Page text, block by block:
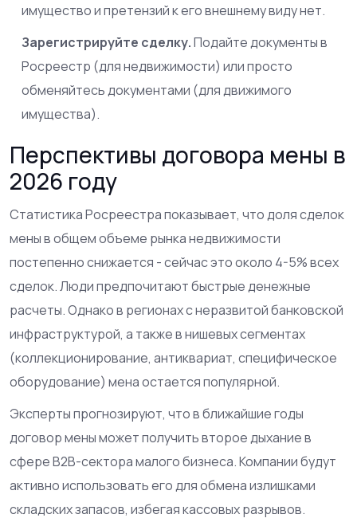
имущество и претензий к его внешнему виду нет.
Зарегистрируйте сделку.Подайте документы в
Росреестр (для недвижимости) или просто
обменяйтесь документами (для движимого
имущества).
Перспективы договора мены в
2026 году
Статистика Росреестра показывает, что доля сделок
мены в общем объеме рынка недвижимости
постепенно снижается - сейчас это около 4-5% всех
сделок. Люди предпочитают быстрые денежные
расчеты. Однако в регионах с неразвитой банковской
инфраструктурой, а также в нишевых сегментах
(коллекционирование, антиквариат, специфическое
оборудование) мена остается популярной.
Эксперты прогнозируют, что в ближайшие годы
договор мены может получить второе дыхание в
сфере B2B-сектора малого бизнеса. Компании будут
активно использовать его для обмена излишками
складских запасов, избегая кассовых разрывов.